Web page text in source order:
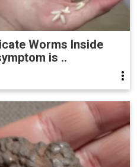
Worms Inside
is ..